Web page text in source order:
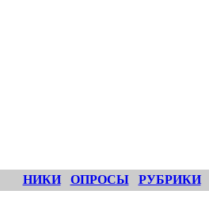
НИКИ ОПРОСЫ РУБРИКИ